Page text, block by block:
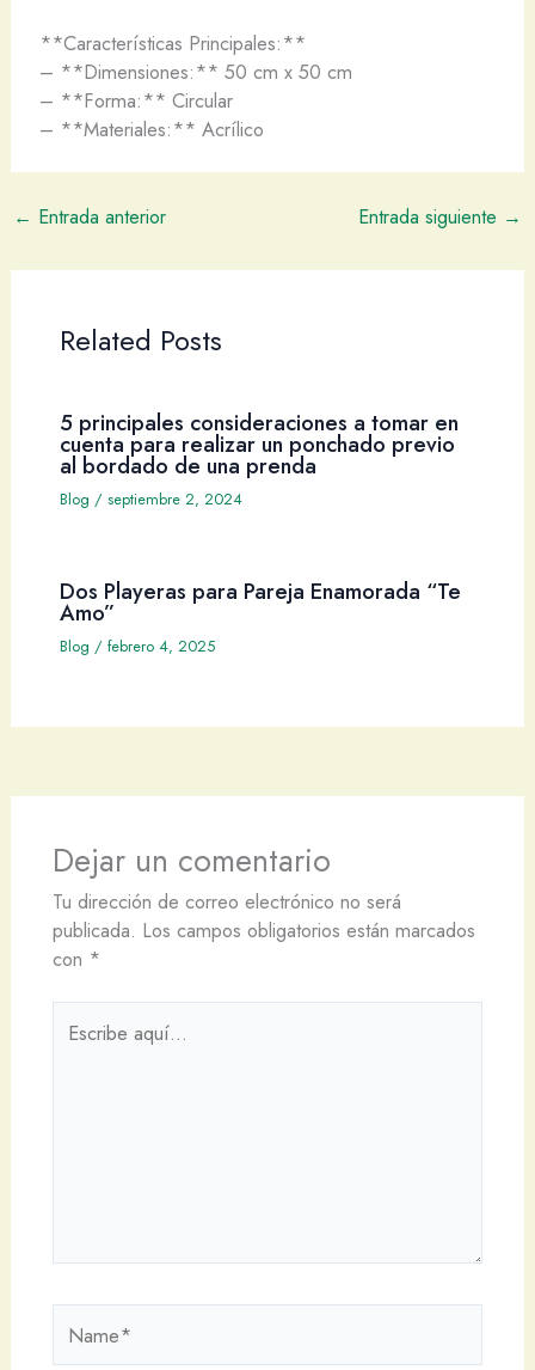
**Características Principales:**
– **Dimensiones:** 50 cm x 50 cm
– **Forma:** Circular
– **Materiales:** Acrílico
← Entrada anterior Entrada siguiente →
Related Posts
5 principales consideraciones a tomar en
cuenta para realizar un ponchado previo
al bordado de una prenda
Blog / septiembre 2, 2024
Dos Playeras para Pareja Enamorada “Te
Amo”
Blog / febrero 4, 2025
Dejar un comentario
Tu dirección de correo electrónico no será
publicada. Los campos obligatorios están marcados
con *
aquí...